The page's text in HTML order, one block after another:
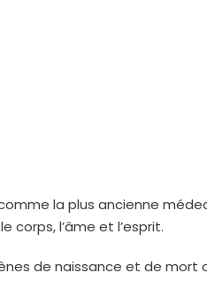
la plus ancienne
corps, l’âme et l’esprit.
de naissance et de